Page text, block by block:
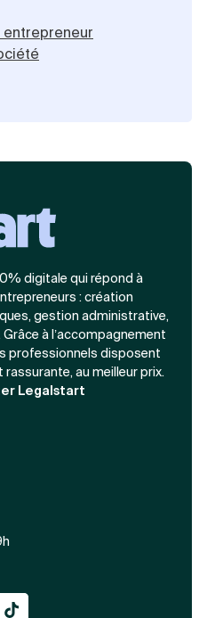
digitale qui répond à
: création
gestion administrative,
à l’accompagnement
professionnels disposent
au meilleur prix.
Legalstart